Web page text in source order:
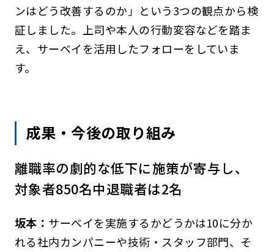
ンはどう改善するのか」という3つの観点から検
証しました。上司や本人の行動変容などを踏ま
え、サーベイを活用したフォローをしていま
す。
成果・今後の取り組み
離職率の劇的な低下に施策が寄与し、
対象者850名中退職者は2名
坂本： サーベイを実施するかどうかは10に分か
れる社内カンパニーや技術・スタッフ部門、そ